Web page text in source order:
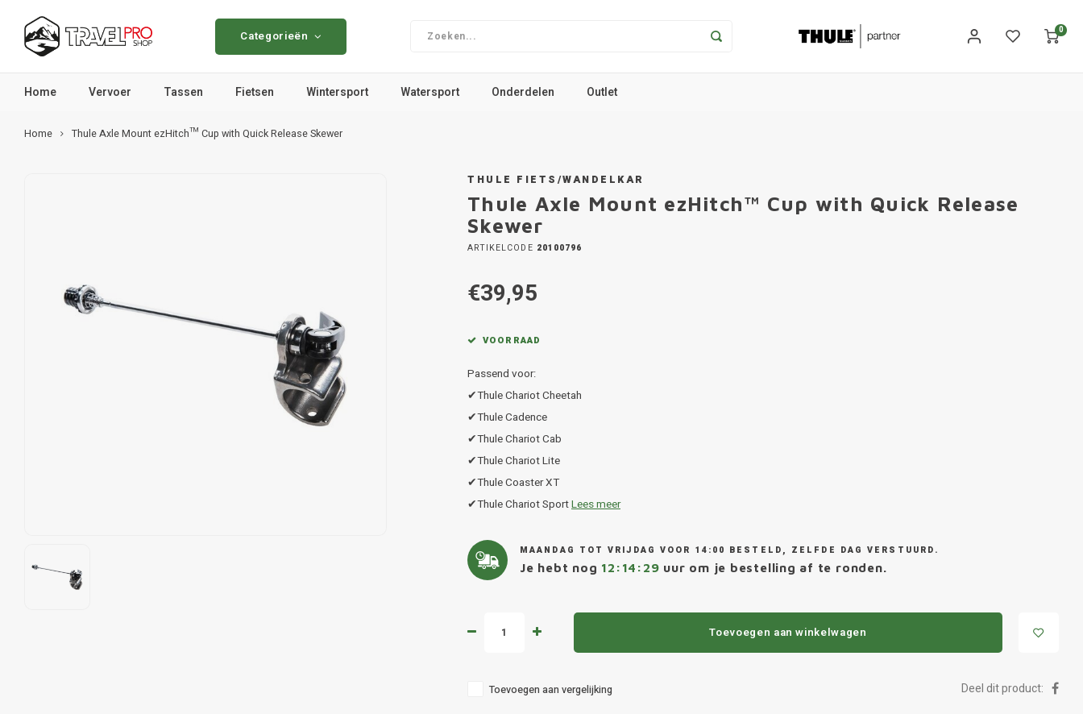
Categorieën 0
Home Vervoer Tassen Fietsen Wintersport Watersport Onderdelen Outlet
Home Thule Axle Mount ezHitch™ Cup with Quick Release Skewer
THULE FIETS/WANDELKAR
Thule Axle Mount ezHitch™ Cup with Quick Release
Skewer
ARTIKELCODE 20100796
€39,95
VOORRAAD
Passend voor:
✔Thule Chariot Cheetah
✔Thule Cadence
✔Thule Chariot Cab
✔Thule Chariot Lite
✔Thule Coaster XT
✔Thule Chariot SportLees meer
MAANDAG TOT VRIJDAG VOOR 14:00 BESTELD, ZELFDE DAG VERSTUURD.
Je hebt nog 12:14:29 uur om je bestelling af te ronden.
Toevoegen aan winkelwagen
Toevoegen aan vergelijking Deel dit product: